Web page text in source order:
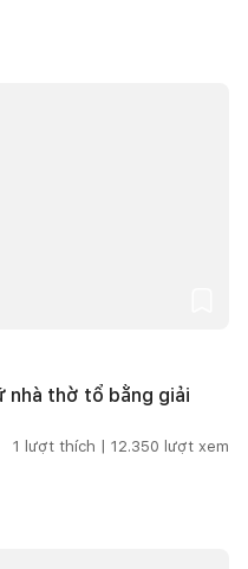
nhà thờ tổ bằng giải
1 lượt thích | 12.350 lượt xem